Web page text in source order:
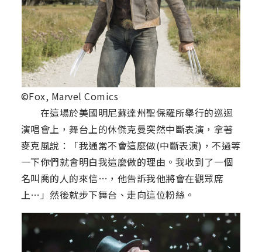
©Fox, Marvel Comics
在這場於美國明尼蘇達州聖保羅所舉行的巡迴
演唱會上，舞台上的休傑克曼突然中斷表演，拿著
麥克風說：「我通常不會這麼做(中斷表演)，不過等
一下你們就會明白我這麼做的理由。我收到了一個
名叫喬的人的來信…，他告訴我他將會在觀眾席
上…」然後就步下舞台、走向這位粉絲。